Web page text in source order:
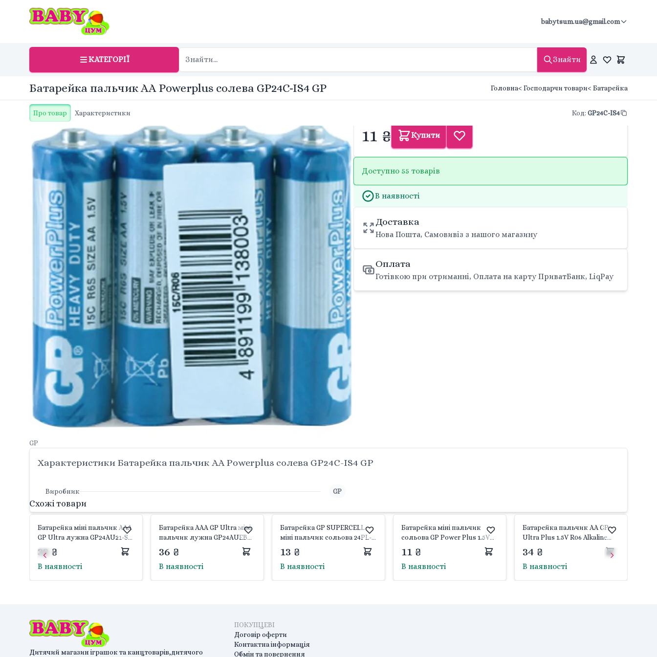
babytsum.ua@gmail.com
КАТЕГОРІЇ Знайти
Батарейка пальчик AA Powerplus солева GP24C-IS4 GP Головна< Господарчи товари< Батарейка
Про товар Характеристики Код: GP24C-IS4
GP
11 ₴ Купити
Доступно 55 товарів
В наявності
Доставка
Нова Пошта, Самовивіз з нашого магазину
Оплата
Готівкою при отриманні, Оплата на карту ПриватБанк, LiqPay
Характеристики Батарейка пальчик AA Powerplus солева GP24C-IS4 GP
Виробник GP
Схожі товари
Батарейка міні пальчик AAA
GP Ultra лужна GP24AU21-S2
GP
32 ₴
В наявності
Батарейка AAA GP Ultra міні
пальчик лужна GP24AUEBC-
2S2 GP
36 ₴
В наявності
Батарейка GP SUPERCELL
міні пальчик сольова 24PL-
S2/R03 GP
13 ₴
В наявності
Батарейка міні пальчик
сольова GP Power Plus 1.5V
R03 5231 GP
11 ₴
В наявності
Батарейка пальчик AA GP
Ultra Plus 1.5V R06 Alkaline
GP15AUP-2S2 GP
34 ₴
В наявності
Дитячий магазин іграшок та канцтоварів,дитячого
ПОКУПЦЕВІ
Договір оферти
Контактна інформація
Обмін та повернення